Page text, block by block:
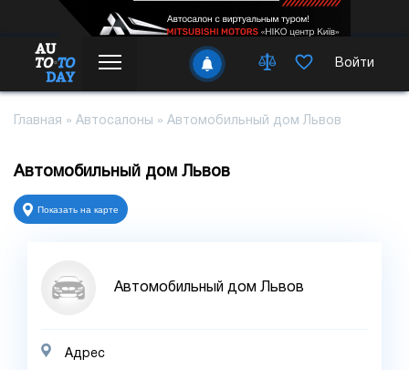
Войти
Главная » Автосалоны » Автомобильный дом Львов
Автомобильный дом Львов
Показать на карте
Автомобильный дом Львов
Адрес